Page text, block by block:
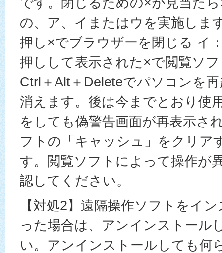
の、ア、イまたはウを実施しま
押し×でブラウザーを閉じる イ
押しして表示された×で閲覧ソ
Ctrl＋Alt＋Deleteでパソコンを
消えます。後は今までとおり使
をしても偽警告画面が再表示さ
フトの「キャッシュ」をクリア
す。閲覧ソフトによって操作が
認してください。
【対処2】遠隔操作ソフトをイ
った場合は、アンインストール
い。アンインストールしても何